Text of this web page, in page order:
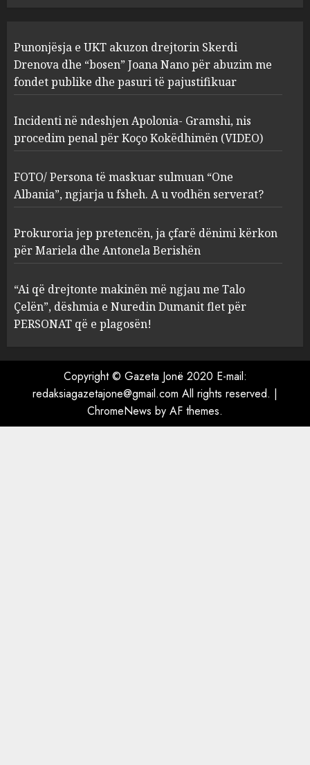
2
Apolonia- Gramshi, nis
procedim penal për Koço
Kokëdhimën (VIDEO)
MARCH 27, 2025
3
FOTO/ Persona të maskuar
sulmuan “One Albania”,
ngjarja u fsheh. A u vodhën
serverat?
MARCH 25, 2025
4
Prokuroria jep pretencën, ja
çfarë dënimi kërkon për
Berishën
MARCH 25, 2025
ngjau me Talo Çelën”,
dëshmia e Nuredin Dumanit
flet për PERSONAT që e
plagosën!
Punonjësja e UKT akuzon drejtorin Skerdi
Drenova dhe “bosen” Joana Nano për abuzim me
fondet publike dhe pasuri të pajustifikuar
Incidenti në ndeshjen Apolonia- Gramshi, nis
procedim penal për Koço Kokëdhimën (VIDEO)
FOTO/ Persona të maskuar sulmuan “One
Albania”, ngjarja u fsheh. A u vodhën serverat?
Prokuroria jep pretencën, ja çfarë dënimi kërkon
për Mariela dhe Antonela Berishën
“Ai që drejtonte makinën më ngjau me Talo
Çelën”, dëshmia e Nuredin Dumanit flet për
PERSONAT që e plagosën!
Copyright © Gazeta Jonë 2020 E-mail:
redaksiagazetajone@gmail.com All rights reserved. |
ChromeNews by AF themes.